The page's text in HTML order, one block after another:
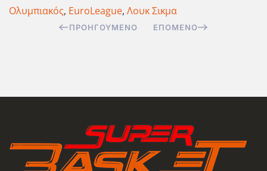
Ολυμπιακός, EuroLeague, Λουκ Σικμα
ΠΡΟΗΓΟΎΜΕΝΟ ΕΠΌΜΕΝΟ